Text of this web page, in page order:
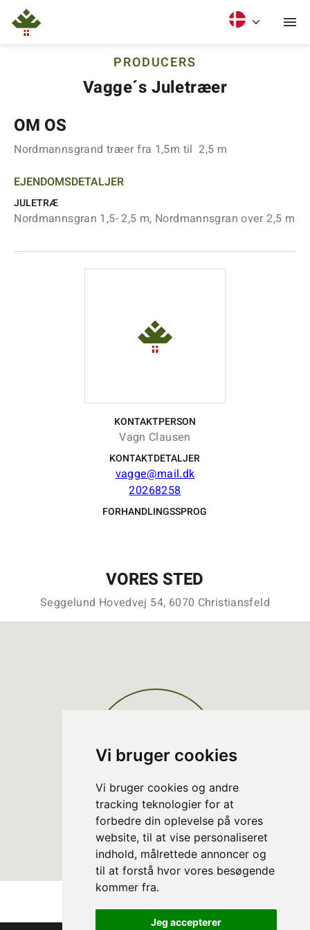
Vi bruger cookies
Vi bruger cookies og andre
tracking teknologier for at
forbedre din oplevelse på vores
website, til at vise personaliseret
indhold, målrettede annoncer og
til at forstå hvor vores besøgende
kommer fra.
Jeg accepterer
PRODUCERS
Vagge´s Juletræer
OM OS
Nordmannsgrand træer fra 1,5m til 2,5 m
EJENDOMSDETALJER
JULETRÆ
Nordmannsgran 1,5- 2,5 m, Nordmannsgran over 2,5 m
KONTAKTPERSON
Vagn Clausen
KONTAKTDETALJER
vagge@mail.dk
20268258
FORHANDLINGSSPROG
VORES STED
Seggelund Hovedvej 54, 6070 Christiansfeld